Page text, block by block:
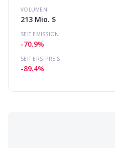
VOLUMEN
213 Mio. $
SEIT EMISSION
-70.9%
SEIT ERSTPREIS
-89.4%